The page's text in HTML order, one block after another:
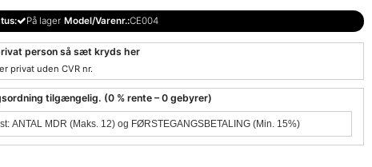
På lager Model/Varenr.:CE004
person så sæt kryds her
privat uden CVR nr.
tilgængelig. (0 % rente – 0 gebyrer)